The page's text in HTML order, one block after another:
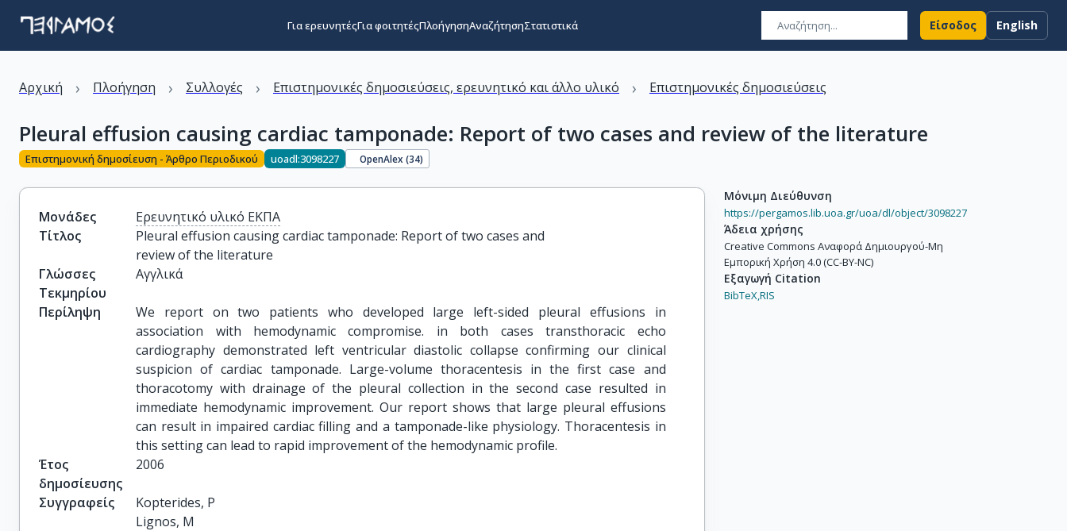
Για ερευνητέςΓια φοιτητέςΠλοήγησηΑναζήτησηΣτατιστικά Είσοδος English
Αρχική › Πλοήγηση › Συλλογές › Επιστημονικές δημοσιεύσεις, ερευνητικό και άλλο υλικό › Επιστημονικές δημοσιεύσεις
Pleural effusion causing cardiac tamponade: Report of two cases and review of the literature
Επιστημονική δημοσίευση - Άρθρο Περιοδικού uoadl:3098227 OpenAlex (34)
Μονάδες
Ερευνητικό υλικό ΕΚΠΑ
Τίτλος
Pleural effusion causing cardiac tamponade: Report of two cases and
review of the literature
Γλώσσες
Τεκμηρίου
Αγγλικά
Περίληψη
We report on two patients who developed large left-sided pleural effusions in
association with hemodynamic compromise. in both cases transthoracic echo
cardiography demonstrated left ventricular diastolic collapse confirming our clinical
suspicion of cardiac tamponade. Large-volume thoracentesis in the first case and
thoracotomy with drainage of the pleural collection in the second case resulted in
immediate hemodynamic improvement. Our report shows that large pleural effusions
can result in impaired cardiac filling and a tamponade-like physiology. Thoracentesis in
this setting can lead to rapid improvement of the hemodynamic profile.
Έτος
δημοσίευσης
2006
Συγγραφείς
Kopterides, P
Lignos, M
Μόνιμη Διεύθυνση
https://pergamos.lib.uoa.gr/uoa/dl/object/3098227
Άδεια χρήσης
Creative Commons Αναφορά Δημιουργού-Μη
Εμπορική Χρήση 4.0 (CC-BY-NC)
Εξαγωγή Citation
BibTeX,RIS